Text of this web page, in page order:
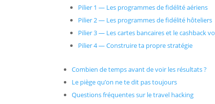
Pilier 1 — Les programmes de fidélité aériens
Pilier 2 — Les programmes de fidélité hôteliers
Pilier 3 — Les cartes bancaires et le cashback
Pilier 4 — Construire ta propre stratégie
Combien de temps avant de voir les résultats ?
Le piège qu’on ne te dit pas toujours
Questions fréquentes sur le travel hacking